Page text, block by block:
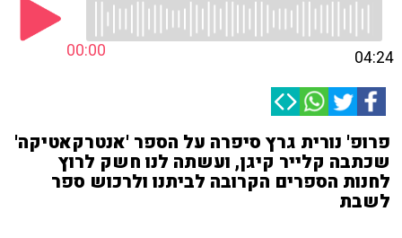
00:00 04:24
פרופ' נורית גרץ סיפרה על הספר 'אנטרקאטיקה'
שכתבה קלייר קיגן, ועשתה לנו חשק לרוץ
לחנות הספרים הקרובה לביתנו ולרכוש ספר
לשבת